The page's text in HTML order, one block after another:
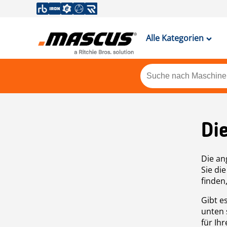
Alle Kategorien
Die
Sie
Gibt
unten
für